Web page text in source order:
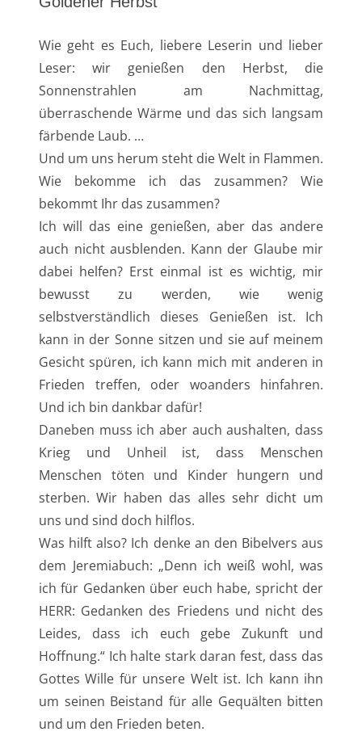
Wie geht es Euch, liebere Leserin und lieber
Leser: wir genießen den Herbst, die
Sonnenstrahlen am Nachmittag,
überraschende Wärme und das sich langsam
färbende Laub. …
Und um uns herum steht die Welt in Flammen.
Wie bekomme ich das zusammen? Wie
bekommt Ihr das zusammen?
Ich will das eine genießen, aber das andere
auch nicht ausblenden. Kann der Glaube mir
dabei helfen? Erst einmal ist es wichtig, mir
bewusst zu werden, wie wenig
selbstverständlich dieses Genießen ist. Ich
kann in der Sonne sitzen und sie auf meinem
Gesicht spüren, ich kann mich mit anderen in
Frieden treffen, oder woanders hinfahren.
Und ich bin dankbar dafür!
Daneben muss ich aber auch aushalten, dass
Krieg und Unheil ist, dass Menschen
Menschen töten und Kinder hungern und
sterben. Wir haben das alles sehr dicht um
uns und sind doch hilflos.
Was hilft also? Ich denke an den Bibelvers aus
dem Jeremiabuch: „Denn ich weiß wohl, was
ich für Gedanken über euch habe, spricht der
HERR: Gedanken des Friedens und nicht des
Leides, dass ich euch gebe Zukunft und
Hoffnung.“ Ich halte stark daran fest, dass das
Gottes Wille für unsere Welt ist. Ich kann ihn
um seinen Beistand für alle Gequälten bitten
und um den Frieden beten.